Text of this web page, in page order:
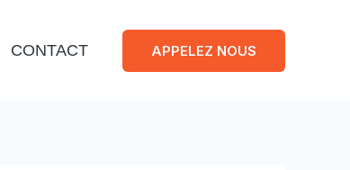
CONTACT APPELEZ NOUS